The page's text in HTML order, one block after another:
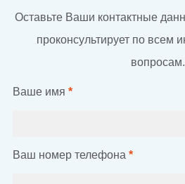
Оставьте Ваши контактные
проконсультирует по всем
вопросам.
Ваше имя *
Ваш номер телефона *